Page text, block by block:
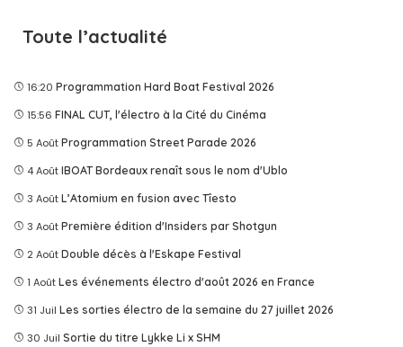
Toute l’actualité
16:20 Programmation Hard Boat Festival 2026
15:56 FINAL CUT, l'électro à la Cité du Cinéma
5 Août Programmation Street Parade 2026
4 Août IBOAT Bordeaux renaît sous le nom d'Ublo
3 Août L’Atomium en fusion avec Tîesto
3 Août Première édition d'Insiders par Shotgun
2 Août Double décès à l'Eskape Festival
1 Août Les événements électro d'août 2026 en France
31 Juil Les sorties électro de la semaine du 27 juillet 2026
30 Juil Sortie du titre Lykke Li x SHM